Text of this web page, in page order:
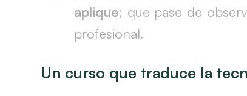
aplique; que pase de
profesional.
Un curso que traduce la